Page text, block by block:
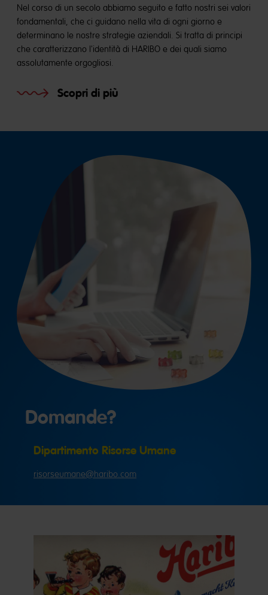
Nel corso di un secolo abbiamo seguito e fatto nostri sei valori
fondamentali, che ci guidano nella vita di ogni giorno e
determinano le nostre strategie aziendali. Si tratta di principi
che caratterizzano l'identità di HARIBO e dei quali siamo
assolutamente orgogliosi.
Scopri di più
Domande?
Dipartimento Risorse Umane
risorseumane@haribo.com